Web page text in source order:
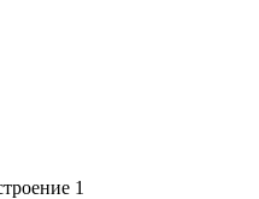
1